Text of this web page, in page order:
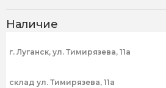
Наличие
г. Луганск, ул. Тимирязева, 11а
склад ул. Тимирязева, 11а